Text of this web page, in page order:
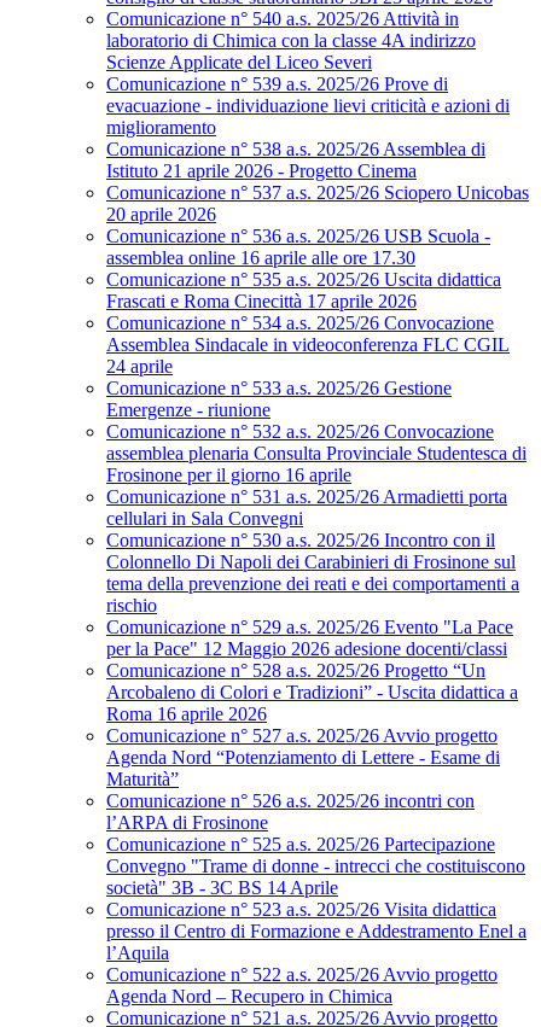
Comunicazione n° 540 a.s. 2025/26 Attività in
laboratorio di Chimica con la classe 4A indirizzo
Scienze Applicate del Liceo Severi
Comunicazione n° 539 a.s. 2025/26 Prove di
evacuazione - individuazione lievi criticità e azioni di
miglioramento
Comunicazione n° 538 a.s. 2025/26 Assemblea di
Istituto 21 aprile 2026 - Progetto Cinema
Comunicazione n° 537 a.s. 2025/26 Sciopero Unicobas
20 aprile 2026
Comunicazione n° 536 a.s. 2025/26 USB Scuola -
assemblea online 16 aprile alle ore 17.30
Comunicazione n° 535 a.s. 2025/26 Uscita didattica
Frascati e Roma Cinecittà 17 aprile 2026
Comunicazione n° 534 a.s. 2025/26 Convocazione
Assemblea Sindacale in videoconferenza FLC CGIL
24 aprile
Comunicazione n° 533 a.s. 2025/26 Gestione
Emergenze - riunione
Comunicazione n° 532 a.s. 2025/26 Convocazione
assemblea plenaria Consulta Provinciale Studentesca di
Frosinone per il giorno 16 aprile
Comunicazione n° 531 a.s. 2025/26 Armadietti porta
cellulari in Sala Convegni
Comunicazione n° 530 a.s. 2025/26 Incontro con il
Colonnello Di Napoli dei Carabinieri di Frosinone sul
tema della prevenzione dei reati e dei comportamenti a
rischio
Comunicazione n° 529 a.s. 2025/26 Evento "La Pace
per la Pace" 12 Maggio 2026 adesione docenti/classi
Comunicazione n° 528 a.s. 2025/26 Progetto “Un
Arcobaleno di Colori e Tradizioni” - Uscita didattica a
Roma 16 aprile 2026
Comunicazione n° 527 a.s. 2025/26 Avvio progetto
Agenda Nord “Potenziamento di Lettere - Esame di
Maturità”
Comunicazione n° 526 a.s. 2025/26 incontri con
l’ARPA di Frosinone
Comunicazione n° 525 a.s. 2025/26 Partecipazione
Convegno "Trame di donne - intrecci che costituiscono
società" 3B - 3C BS 14 Aprile
Comunicazione n° 523 a.s. 2025/26 Visita didattica
presso il Centro di Formazione e Addestramento Enel a
l’Aquila
Comunicazione n° 522 a.s. 2025/26 Avvio progetto
Agenda Nord – Recupero in Chimica
Comunicazione n° 521 a.s. 2025/26 Avvio progetto